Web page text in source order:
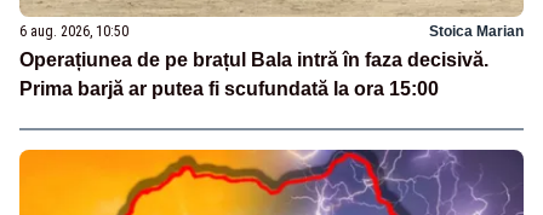
6 aug. 2026, 10:50 Stoica Marian
Operațiunea de pe brațul Bala intră în faza decisivă.
Prima barjă ar putea fi scufundată la ora 15:00